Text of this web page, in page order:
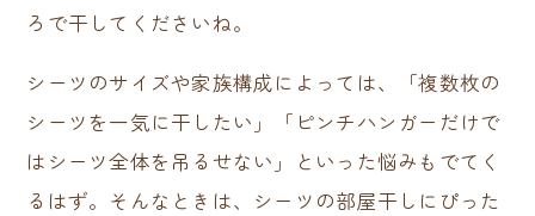
ろで干してくださいね。
シーツのサイズや家族構成によっては、「複数枚の
シーツを一気に干したい」「ピンチハンガーだけで
はシーツ全体を吊るせない」といった悩みもでてく
るはず。そんなときは、シーツの部屋干しにぴった